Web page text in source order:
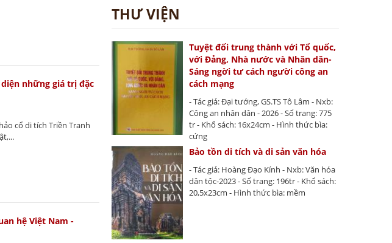
những giá trị đặc
cổ di tích Triền Tranh
hệ Việt Nam -
THƯ VIỆN
Tuyệt đối trung thành với Tổ quốc,
với Đảng, Nhà nước và Nhân dân-
Sáng ngời tư cách người công an
cách mạng
- Tác giả: Đại tướng, GS.TS Tô Lâm - Nxb:
Công an nhân dân - 2026 - Số trang: 775
tr - Khổ sách: 16x24cm - Hình thức bìa:
cứng
Bảo tồn di tích và di sản văn hóa
- Tác giả: Hoàng Đạo Kính - Nxb: Văn hóa
dân tộc-2023 - Số trang: 196tr - Khổ sách:
20,5x23cm - Hình thức bìa: mềm